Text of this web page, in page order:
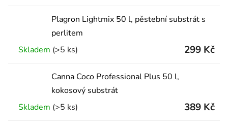
Plagron Lightmix 50 l, pěstební substrát s
perlitem
Skladem (>5 ks) 299 Kč
Canna Coco Professional Plus 50 l,
kokosový substrát
Skladem (>5 ks) 389 Kč